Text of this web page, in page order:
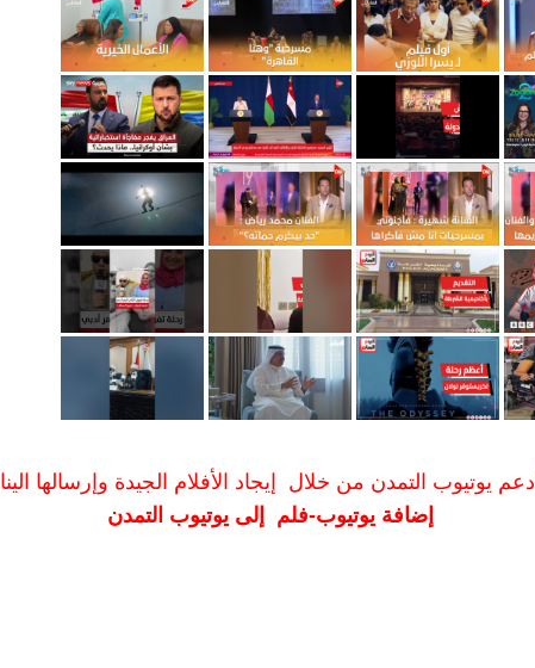
ادعم يوتيوب التمدن من خلال إيجاد الأفلام الجيدة وإرسالها الينا
إضافة يوتيوب-فلم إلى يوتيوب التمدن